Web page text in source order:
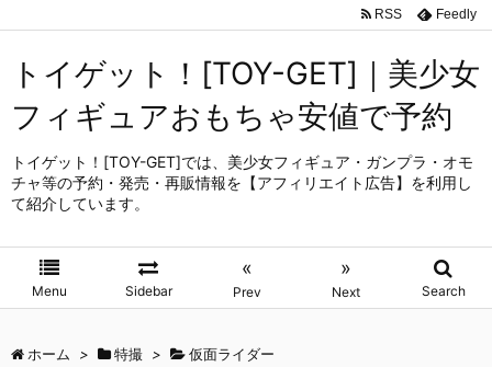
トイゲット！[TOY-GET]｜美少女
フィギュアおもちゃ安値で予約
トイゲット！[TOY-GET]では、美少女フィギュア・ガンプラ・オモ
チャ等の予約・発売・再販情報を【アフィリエイト広告】を利用し
て紹介しています。
Menu Sidebar
«
Prev
»
Next Search
RSS Feedly
ホーム > 特撮 > 仮面ライダー